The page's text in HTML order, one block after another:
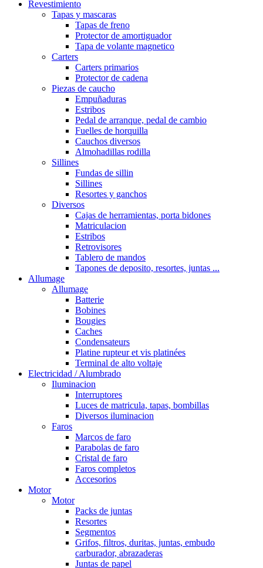
Revestimiento
Tapas y mascaras
Tapas de freno
Protector de amortiguador
Tapa de volante magnetico
Carters
Carters primarios
Protector de cadena
Piezas de caucho
Empuñaduras
Estribos
Pedal de arranque, pedal de cambio
Fuelles de horquilla
Cauchos diversos
Almohadillas rodilla
Sillines
Fundas de sillin
Sillines
Resortes y ganchos
Diversos
Cajas de herramientas, porta bidones
Matriculacion
Estribos
Retrovisores
Tablero de mandos
Tapones de deposito, resortes, juntas ...
Allumage
Allumage
Batterie
Bobines
Bougies
Caches
Condensateurs
Platine rupteur et vis platinées
Terminal de alto voltaje
Electricidad / Alumbrado
Iluminacion
Interruptores
Luces de matricula, tapas, bombillas
Diversos iluminacion
Faros
Marcos de faro
Parabolas de faro
Cristal de faro
Faros completos
Accesorios
Motor
Motor
Packs de juntas
Resortes
Segmentos
Grifos, filtros, duritas, juntas, embudo
carburador, abrazaderas
Juntas de papel